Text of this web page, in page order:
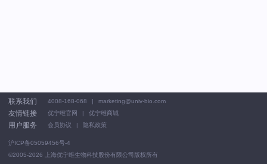
联系我们 4008-168-068 marketing@univ-bio.com
友情链接 优宁维官网 优宁维商城
用户服务 会员协议 隐私政策
沪ICP备05059456号-4
©2005-2026 上海优宁维生物科技股份有限公司版权所有